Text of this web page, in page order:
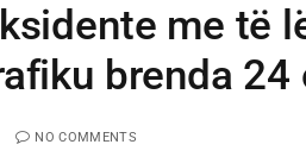
me të
brenda 24
NO COMMENTS